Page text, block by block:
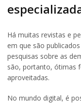
Há muitas revistas e
em que são
pesquisas sobre as
são, portanto, ótimas
aproveitadas.
No mundo digital, é